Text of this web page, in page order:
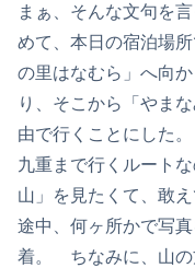
まぁ、そんな文句を
めて、本日の宿泊場
の里はなむら」へ向
り、そこから「やま
由で行くことにした
九重まで行くルート
山」を見たくて、敢
途中、何ヶ所かで写
着。 ちなみに、山の